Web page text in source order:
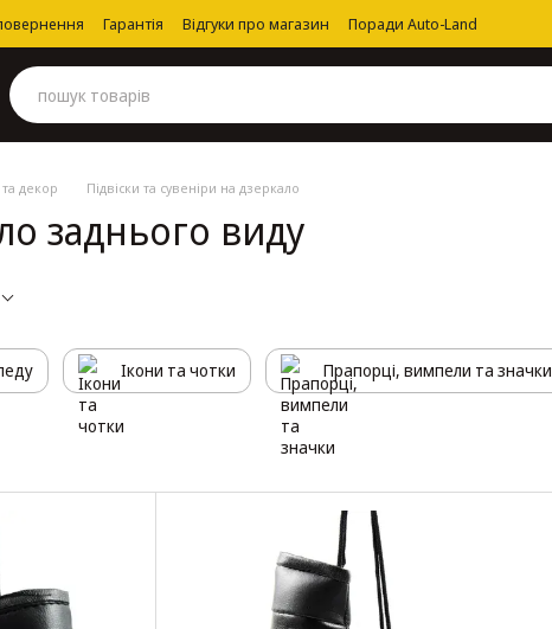
Гарантія Відгуки про магазин
Поради Auto-Land
декор Підвіски та сувеніри на дзеркало
заднього виду
Ікони та чотки Прапорці, вимпели та значки